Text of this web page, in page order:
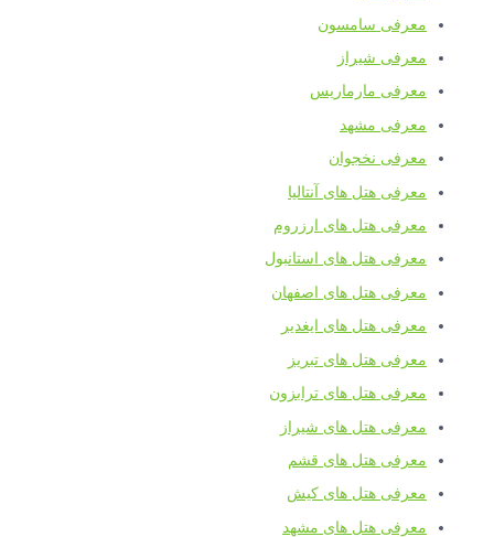
معرفی سامسون
معرفی شیراز
معرفی مارماریس
معرفی مشهد
معرفی نخجوان
معرفی هتل های آنتالیا
معرفی هتل های ارزروم
معرفی هتل های استانبول
معرفی هتل های اصفهان
معرفی هتل های ایغدیر
معرفی هتل های تبریز
معرفی هتل های ترابزون
معرفی هتل های شیراز
معرفی هتل های قشم
معرفی هتل های کیش
معرفی هتل های مشهد